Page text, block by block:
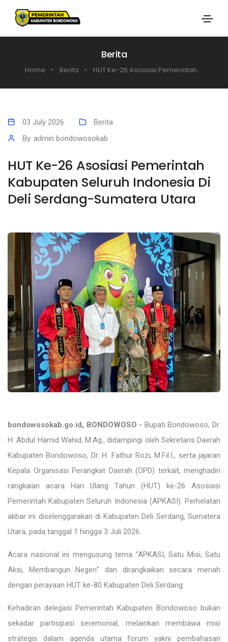
Berita
Home Berita HUT Ke-26 Asosiasi Pemerintah...
03 July 2026
Berita
By. admin bondowosokab
HUT Ke-26 Asosiasi Pemerintah
Kabupaten Seluruh Indonesia Di
Deli Serdang-Sumatera Utara
bondowosokab.go.id, BONDOWOSO - Bupati Bondowoso, Dr.
H. Abdul Hamid Wahid, M.Ag., didampingi oleh Sekretaris Daerah
Kabupaten Bondowoso, Dr. H. Fathur Rozi, M.Fil.I., serta jajaran
Kepala Organisasi Perangkat Daerah (OPD) terkait, menghadiri
rangkaian acara Hari Ulang Tahun (HUT) ke-26 Asosiasi
Pemerintah Kabupaten Seluruh Indonesia (APKASI). Perhelatan
akbar ini diselenggarakan di Kabupaten Deli Serdang, Sumatera
Utara, pada tanggal 1 hingga 3 Juli 2026.
Acara nasional ini mengusung tema "APKASI, Satu Misi, Satu
Aksi, Membangun Negeri" dan dirangkaikan secara meriah
dengan perayaan HUT ke-80 Kabupaten Deli Serdang.
Kehadiran delegasi Pemerintah Kabupaten Bondowoso bukan
sekadar partisipasi seremonial, melainkan membawa misi
strategis dalam agenda utama forum yakni pembahasan